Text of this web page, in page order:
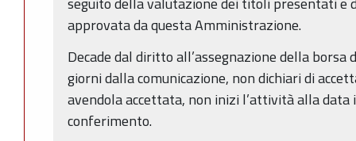
approvata da questa Amministrazione.
Decade dal diritto all’assegnazione della
giorni dalla comunicazione, non dichiari di
avendola accettata, non inizi l’attività alla
conferimento.